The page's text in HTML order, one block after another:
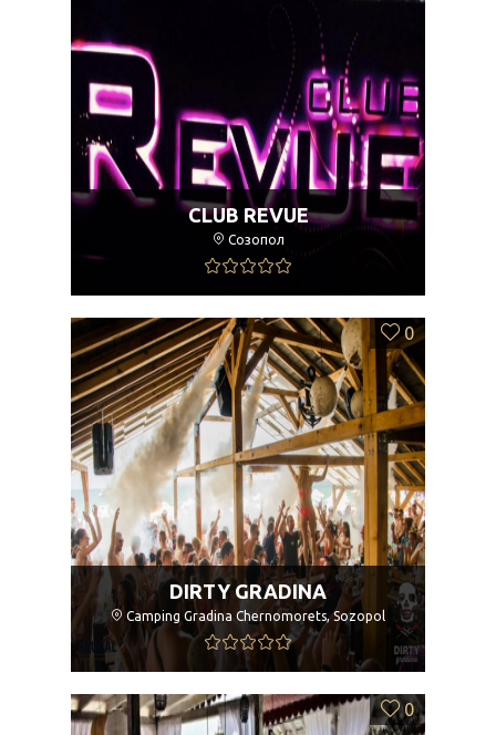
CLUB REVUE
Созопол
0
DIRTY GRADINA
Camping Gradina Chernomorets, Sozopol
0